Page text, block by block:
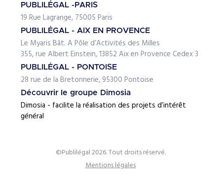
PUBLILÉGAL -PARIS
19 Rue Lagrange, 75005 Paris
PUBLILÉGAL - AIX EN PROVENCE
Le Myaris Bât. A Pôle d’Activités des Milles
355, rue Albert Einstein, 13852 Aix en Provence Cedex 3
PUBLILÉGAL - PONTOISE
28 rue de la Bretonnerie, 95300 Pontoise
Découvrir le groupe Dimosia
Dimosia - facilite la réalisation des projets d’intérêt
général
©Publilégal 2026. Tout droits réservé.
Mentions légales